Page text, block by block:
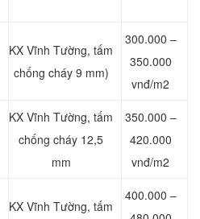
KX Vĩnh Tường, tấm
chống cháy 9 mm)
300.000 –
350.000
vnđ/m2
KX Vĩnh Tường, tấm
chống cháy 12,5
mm
350.000 –
420.000
vnđ/m2
KX Vĩnh Tường, tấm
400.000 –